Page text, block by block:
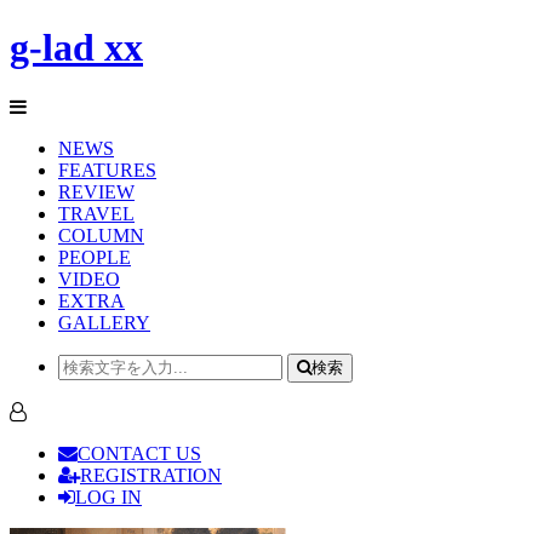
g-lad xx
NEWS
FEATURES
REVIEW
TRAVEL
COLUMN
PEOPLE
VIDEO
EXTRA
GALLERY
検索
CONTACT US
REGISTRATION
LOG IN